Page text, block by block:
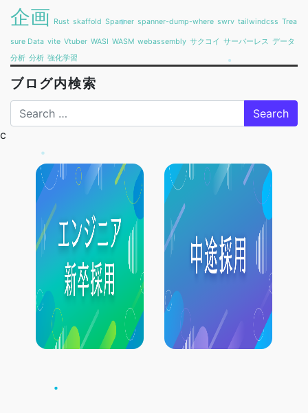
企画 Rust skaffold Spanner spanner-dump-where swrv tailwindcss Trea
sure Data vite Vtuber WASI WASM webassembly サクコイ サーバーレス データ
分析 分析 強化学習
ブログ内検索
Search
c